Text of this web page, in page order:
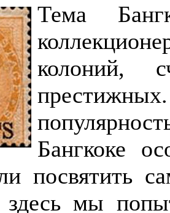
Тема
колоний,
Бангкоке
посвятить
здесь мы